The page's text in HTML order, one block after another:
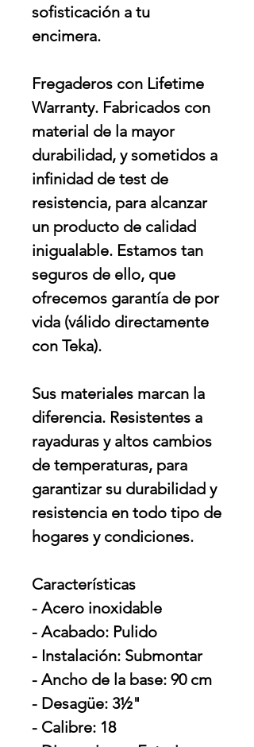
sofisticación a tu
encimera.
Fregaderos con Lifetime
Warranty. Fabricados con
material de la mayor
durabilidad, y sometidos a
infinidad de test de
resistencia, para alcanzar
un producto de calidad
inigualable. Estamos tan
seguros de ello, que
ofrecemos garantía de por
vida (válido directamente
con Teka).
Sus materiales marcan la
diferencia. Resistentes a
rayaduras y altos cambios
de temperaturas, para
garantizar su durabilidad y
resistencia en todo tipo de
hogares y condiciones.
Características
- Acero inoxidable
- Acabado: Pulido
- Instalación: Submontar
- Ancho de la base: 90 cm
- Desagüe: 3½"
- Calibre: 18